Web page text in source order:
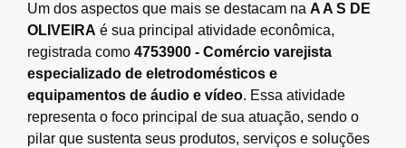
Um dos aspectos que mais se destacam na A A S DE
OLIVEIRA é sua principal atividade econômica,
registrada como 4753900 - Comércio varejista
especializado de eletrodomésticos e
equipamentos de áudio e vídeo. Essa atividade
representa o foco principal de sua atuação, sendo o
pilar que sustenta seus produtos, serviços e soluções